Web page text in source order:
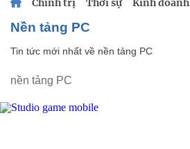
Chính trị Thời sự Kinh doanh
nền tảng PC
Tin tức mới nhất về nền tảng PC
nền tảng PC